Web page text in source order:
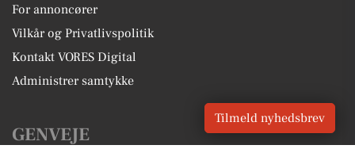
For annoncører
Vilkår og Privatlivspolitik
Kontakt VORES Digital
Administrer samtykke
GENVEJE
Tilmeld nyhedsbrev